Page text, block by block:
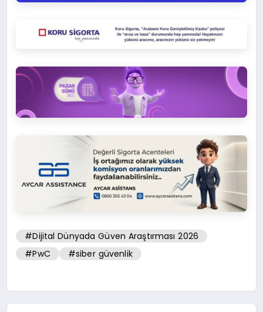
#Dijital Dünyada Güven Araştırması 2026
#PwC
#siber güvenlik